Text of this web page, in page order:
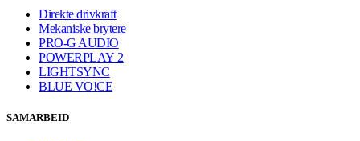
Direkte drivkraft
Mekaniske brytere
PRO-G AUDIO
POWERPLAY 2
LIGHTSYNC
BLUE VO!CE
SAMARBEID